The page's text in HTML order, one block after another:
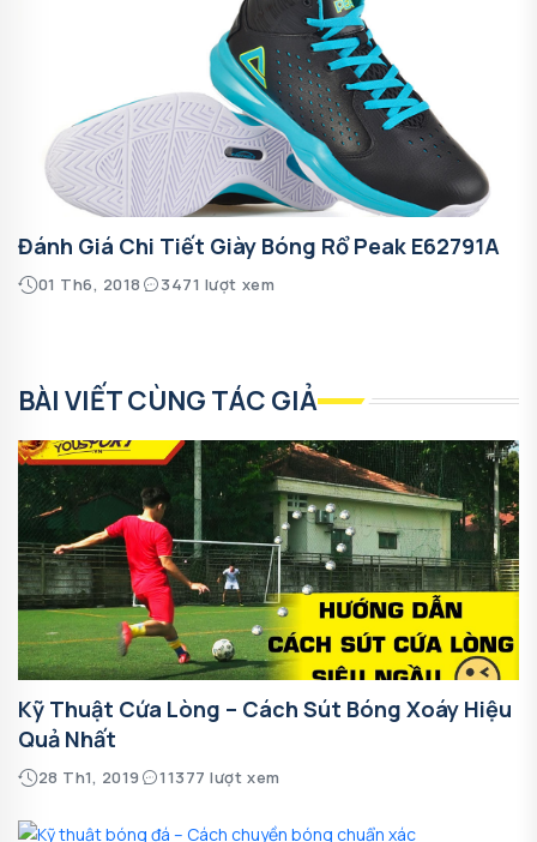
Đánh Giá Chi Tiết Giày Bóng Rổ Peak E62791A
01 Th6, 2018 3471 lượt xem
BÀI VIẾT CÙNG TÁC GIẢ
Kỹ Thuật Cứa Lòng – Cách Sút Bóng Xoáy Hiệu
Quả Nhất
28 Th1, 2019 11377 lượt xem